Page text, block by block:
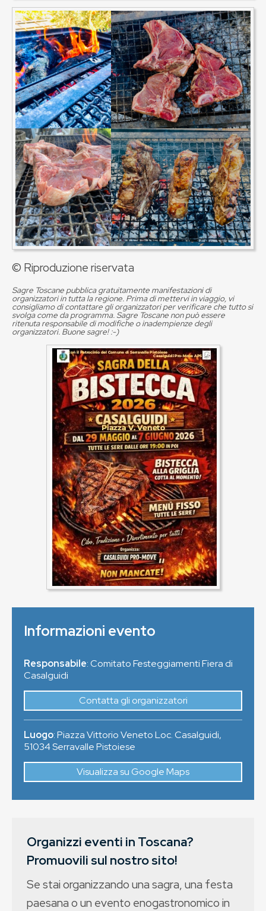
© Riproduzione riservata
Sagre Toscane pubblica gratuitamente manifestazioni di
organizzatori in tutta la regione. Prima di mettervi in viaggio, vi
consigliamo di contattare gli organizzatori per verificare che tutto si
svolga come da programma. Sagre Toscane non può essere
ritenuta responsabile di modifiche o inadempienze degli
organizzatori. Buone sagre! :-)
Informazioni evento
Responsabile: Comitato Festeggiamenti Fiera di
Casalguidi
Contatta gli organizzatori
Luogo:Piazza Vittorio Veneto Loc. Casalguidi,
51034Serravalle Pistoiese
Visualizza su Google Maps
Organizzi eventi in Toscana?
Promuovili sul nostro sito!
Se stai organizzando una sagra, una festa
paesana o un evento enogastronomico in